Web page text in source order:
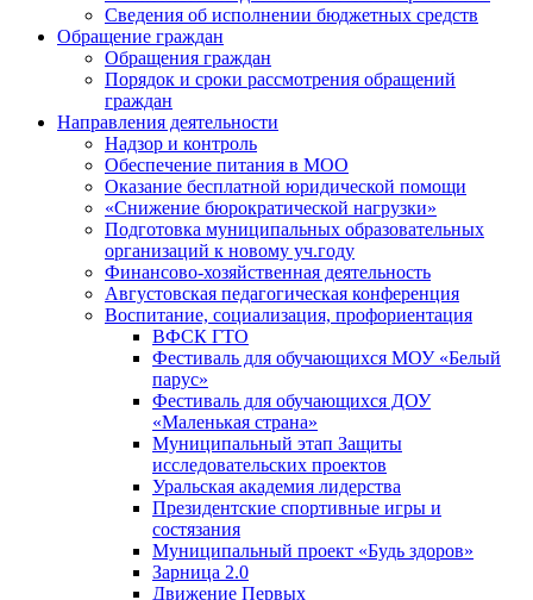
Сведения об исполнении бюджетных средств
Обращение граждан
Обращения граждан
Порядок и сроки рассмотрения обращений
граждан
Направления деятельности
Надзор и контроль
Обеспечение питания в МОО
Оказание бесплатной юридической помощи
«Снижение бюрократической нагрузки»
Подготовка муниципальных образовательных
организаций к новому уч.году
Финансово-хозяйственная деятельность
Августовская педагогическая конференция
Воспитание, социализация, профориентация
ВФСК ГТО
Фестиваль для обучающихся МОУ «Белый
парус»
Фестиваль для обучающихся ДОУ
«Маленькая страна»
Муниципальный этап Защиты
исследовательских проектов
Уральская академия лидерства
Президентские спортивные игры и
состязания
Муниципальный проект «Будь здоров»
Зарница 2.0
Движение Первых